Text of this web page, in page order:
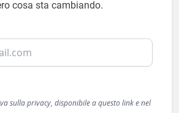
cosa sta cambiando.